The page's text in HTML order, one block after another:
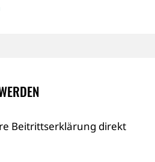
Beitrittserklärung direkt